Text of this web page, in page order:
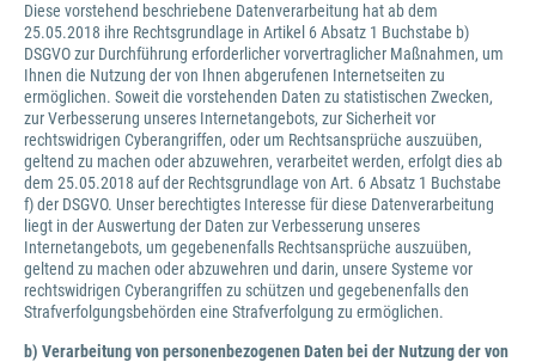
Diese vorstehend beschriebene Datenverarbeitung hat ab dem
25.05.2018 ihre Rechtsgrundlage in Artikel 6 Absatz 1 Buchstabe b)
DSGVO zur Durchführung erforderlicher vorvertraglicher Maßnahmen, um
Ihnen die Nutzung der von Ihnen abgerufenen Internetseiten zu
ermöglichen. Soweit die vorstehenden Daten zu statistischen Zwecken,
zur Verbesserung unseres Internetangebots, zur Sicherheit vor
rechtswidrigen Cyberangriffen, oder um Rechtsansprüche auszuüben,
geltend zu machen oder abzuwehren, verarbeitet werden, erfolgt dies ab
dem 25.05.2018 auf der Rechtsgrundlage von Art. 6 Absatz 1 Buchstabe
f) der DSGVO. Unser berechtigtes Interesse für diese Datenverarbeitung
liegt in der Auswertung der Daten zur Verbesserung unseres
Internetangebots, um gegebenenfalls Rechtsansprüche auszuüben,
geltend zu machen oder abzuwehren und darin, unsere Systeme vor
rechtswidrigen Cyberangriffen zu schützen und gegebenenfalls den
Strafverfolgungsbehörden eine Strafverfolgung zu ermöglichen.
b) Verarbeitung von personenbezogenen Daten bei der Nutzung der von